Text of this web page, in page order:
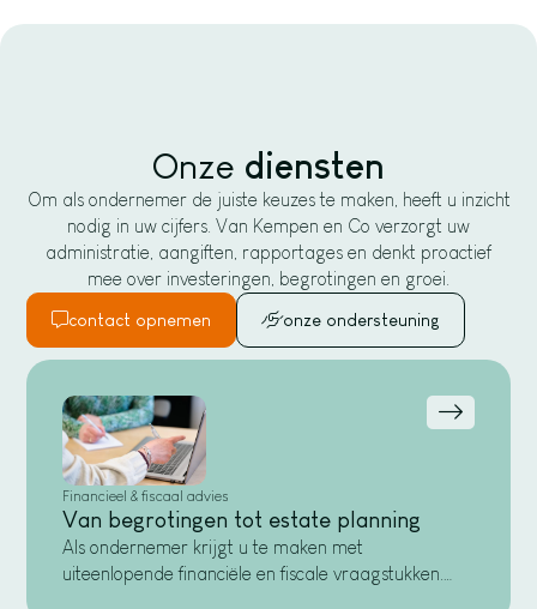
Onze diensten
Om als ondernemer de juiste keuzes te maken, heeft u inzicht
nodig in uw cijfers. Van Kempen en Co verzorgt uw
administratie, aangiften, rapportages en denkt proactief
mee over investeringen, begrotingen en groei.
contact opnemen onze ondersteuning
Financieel & fiscaal advies
Van begrotingen tot estate planning
Als ondernemer krijgt u te maken met
uiteenlopende financiële en fiscale vraagstukken.